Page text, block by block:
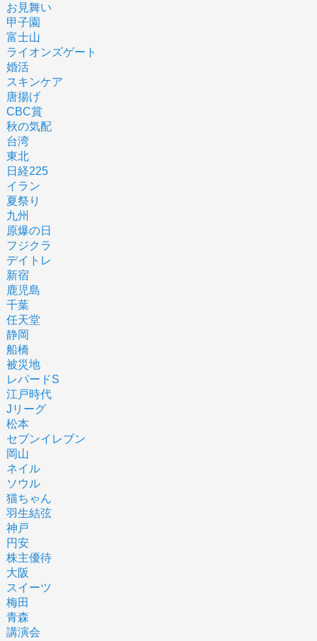
お見舞い
甲子園
富士山
ライオンズゲート
婚活
スキンケア
唐揚げ
CBC賞
秋の気配
台湾
東北
日経225
イラン
夏祭り
九州
原爆の日
フジクラ
デイトレ
新宿
鹿児島
千葉
任天堂
静岡
船橋
被災地
レパードS
江戸時代
Jリーグ
松本
セブンイレブン
岡山
ネイル
ソウル
猫ちゃん
羽生結弦
神戸
円安
株主優待
大阪
スイーツ
梅田
青森
講演会